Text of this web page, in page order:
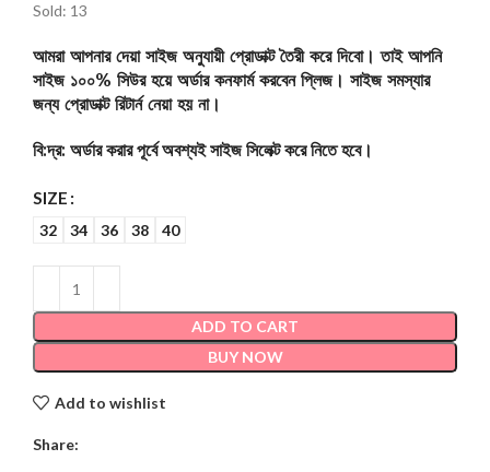
Sold: 13
আমরা আপনার দেয়া সাইজ অনুযায়ী প্রোডাক্ট তৈরী করে দিবো। তাই আপনি
সাইজ ১০০% সিউর হয়ে অর্ডার কনফার্ম করবেন প্লিজ। সাইজ সমস্যার
জন্য প্রোডাক্ট রিটার্ন নেয়া হয় না।
বি:দ্র: অর্ডার করার পূর্বে অবশ্যই সাইজ সিলেক্ট করে নিতে হবে।
SIZE
32 34 36 38 40
ADD TO CART
BUY NOW
Add to wishlist
Share: